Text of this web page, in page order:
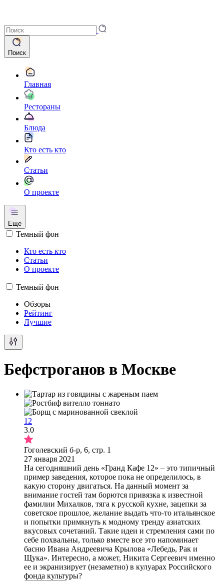
Поиск
Главная
Рестораны
Блюда
Кто есть кто
Статьи
О проекте
Еще
Темный фон
Кто есть кто
Статьи
О проекте
Темный фон
Обзоры
Рейтинг
Лучшие
Бефстроганов в Москве
12
3.0
Гоголевский б-р, 6, стр. 1
27 января 2021
На сегодняшний день «Гранд Кафе 12» – это типичный
пример заведения, которое пока не определилось, в
какую сторону двигаться. На данный момент за
внимание гостей там борются привязка к известной
фамилии Михалков, тяга к русской кухне, зацепки за
советское прошлое, желание выдать что-то итальянское
и попытки примкнуть к модному тренду азиатских
вкусовых сочетаний. Такие идеи и стремления сами по
себе похвальны, только вместе все это напоминает
басню Ивана Андреевича Крылова «Лебедь, Рак и
Щука». Интересно, а может, Никита Сергеевич именно
ее и экранизирует (незаметно) в кулуарах Российского
фонда культуры?